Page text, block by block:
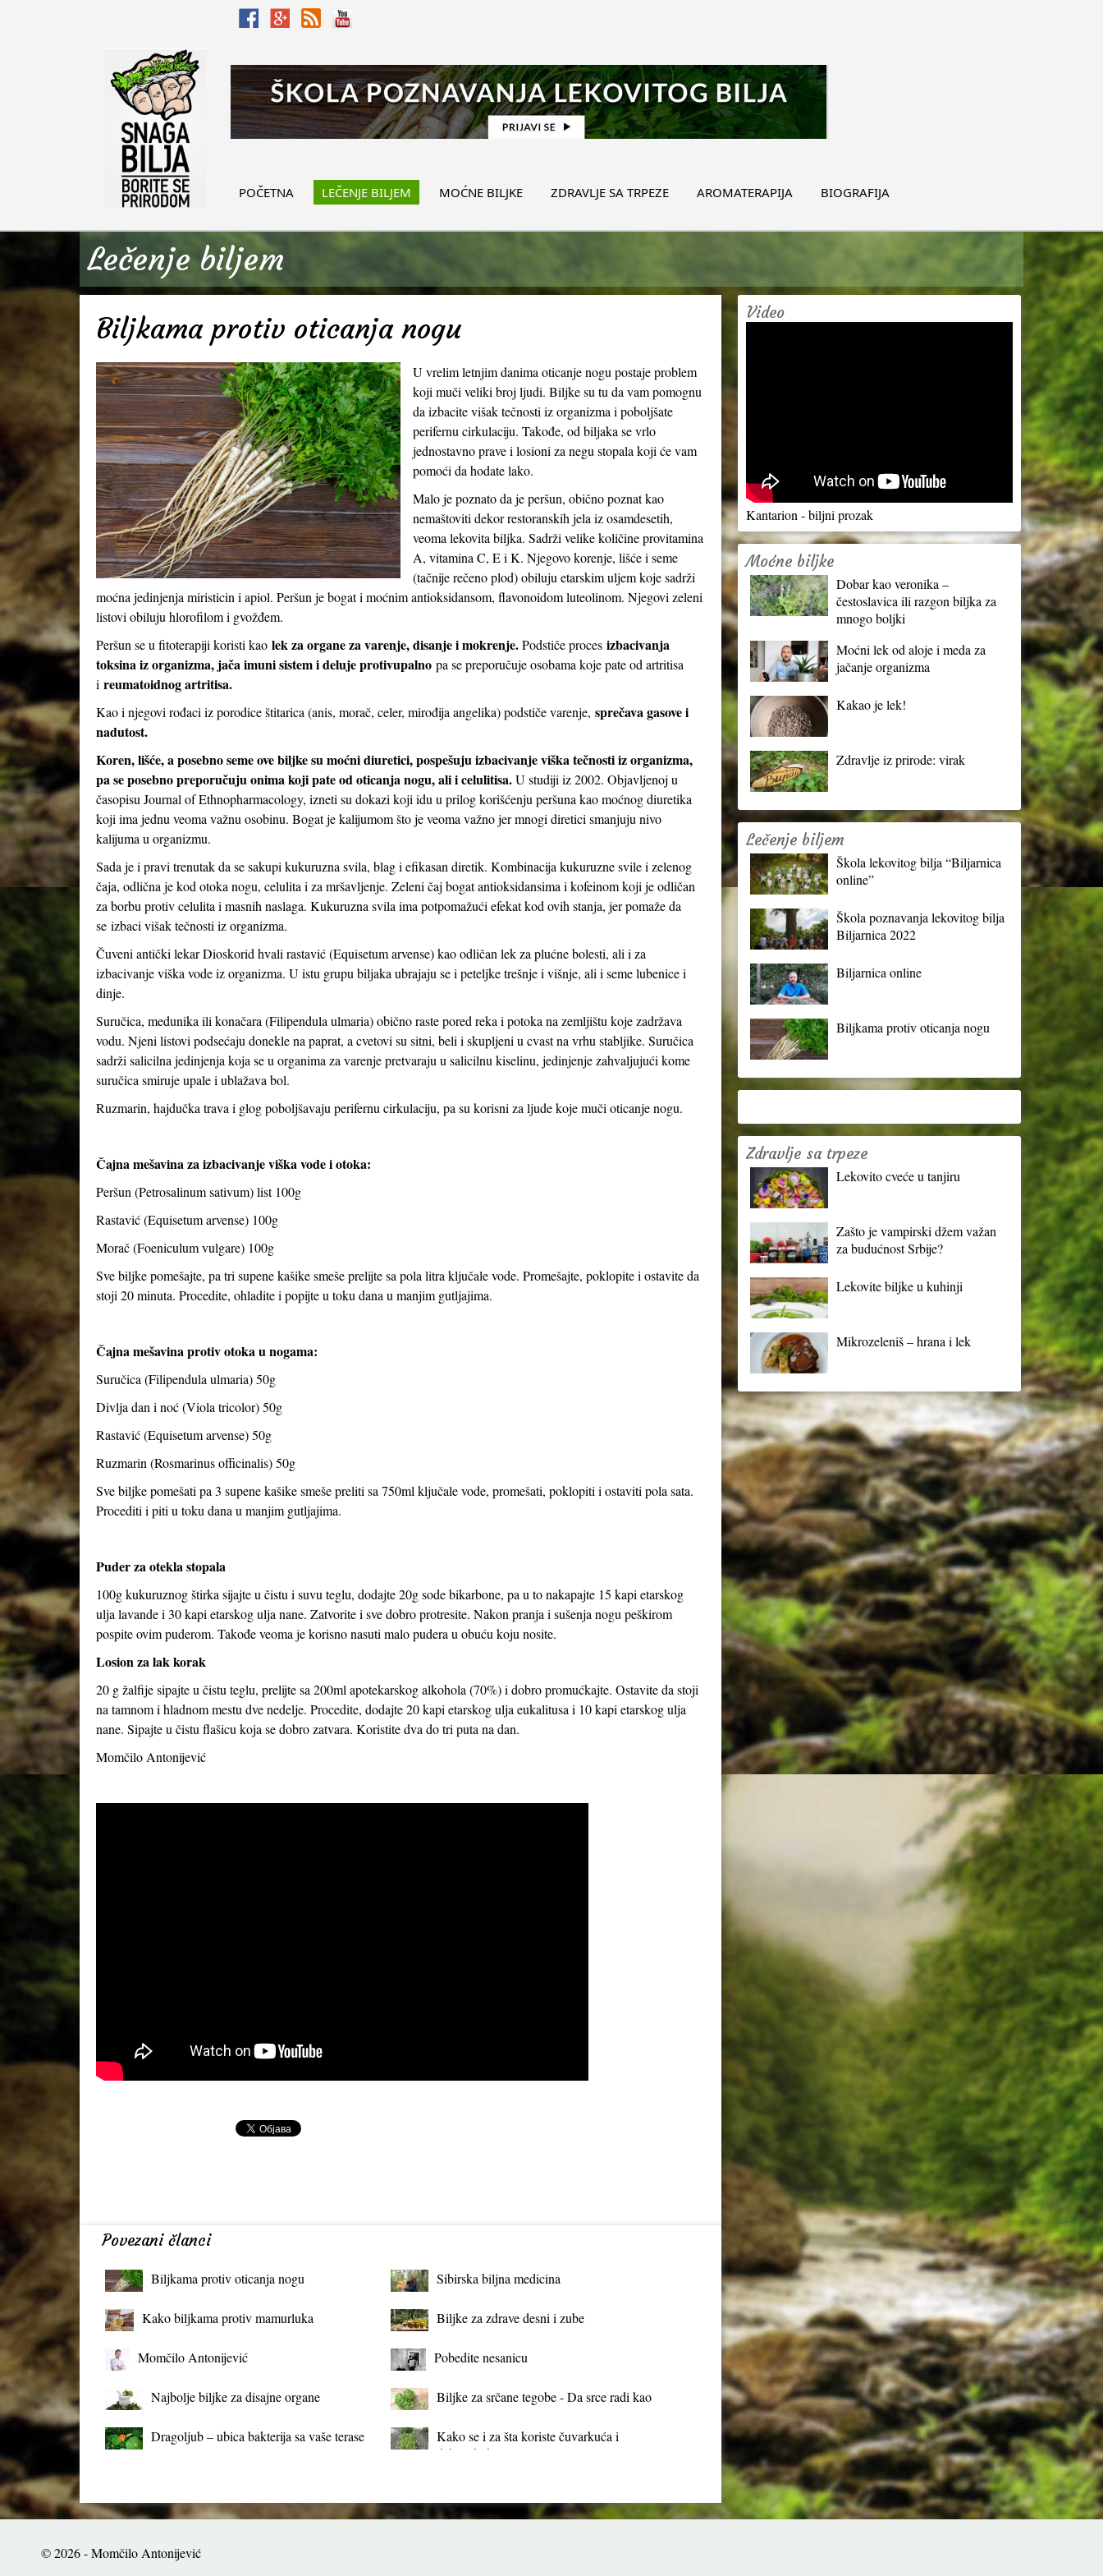
POČETNA LEČENJE BILJEM MOĆNE BILJKE ZDRAVLJE SA TRPEZE AROMATERAPIJA BIOGRAFIJA
Lečenje biljem
Biljkama protiv oticanja nogu
U vrelim letnjim danima oticanje nogu postaje problem
koji muči veliki broj ljudi. Biljke su tu da vam pomognu
da izbacite višak tečnosti iz organizma i poboljšate
perifernu cirkulaciju. Takođe, od biljaka se vrlo
jednostavno prave i losioni za negu stopala koji će vam
pomoći da hodate lako.
Malo je poznato da je peršun, obično poznat kao
nemaštoviti dekor restoranskih jela iz osamdesetih,
veoma lekovita biljka. Sadrži velike količine provitamina
A, vitamina C, E i K. Njegovo korenje, lišće i seme
(tačnije rečeno plod) obiluju etarskim uljem koje sadrži
moćna jedinjenja miristicin i apiol. Peršun je bogat i moćnim antioksidansom, flavonoidom luteolinom. Njegovi zeleni
listovi obiluju hlorofilom i gvožđem.
Peršun se u fitoterapiji koristi kao lek za organe za varenje, disanje i mokrenje.Podstiče proces izbacivanja
toksina iz organizma, jača imuni sistem i deluje protivupalno pa se preporučuje osobama koje pate od artritisa
i reumatoidnog artritisa.
Kao i njegovi rođaci iz porodice štitarica (anis, morač, celer, mirođija angelika) podstiče varenje, sprečava gasove i
nadutost.
Koren, lišće, a posebno seme ove biljke su moćni diuretici, pospešuju izbacivanje viška tečnosti iz organizma,
pa se posebno preporučuju onima koji pate od oticanja nogu, ali i celulitisa.U studiji iz 2002. Objavljenoj u
časopisu Journal of Ethnopharmacology, izneti su dokazi koji idu u prilog korišćenju peršuna kao moćnog diuretika
koji ima jednu veoma važnu osobinu. Bogat je kalijumom što je veoma važno jer mnogi diretici smanjuju nivo
kalijuma u ​​organizmu.
Sada je i pravi trenutak da se sakupi kukuruzna svila, blag i efikasan diretik. Kombinacija kukuruzne svile i zelenog
čaja, odlična je kod otoka nogu, celulita i za mršavljenje. Zeleni čaj bogat antioksidansima i kofeinom koji je odličan
za borbu protiv celulita i masnih naslaga. Kukuruzna svila ima potpomažući efekat kod ovih stanja, jer pomaže da
se izbaci višak tečnosti iz organizma.
Čuveni antički lekar Dioskorid hvali rastavić (Equisetum arvense) kao odličan lek za plućne bolesti, ali i za
izbacivanje viška vode iz organizma. U istu grupu biljaka ubrajaju se i peteljke trešnje i višnje, ali i seme lubenice i
dinje.
Suručica, medunika ili konačara (Filipendula ulmaria) obično raste pored reka i potoka na zemljištu koje zadržava
vodu. Njeni listovi podsećaju donekle na paprat, a cvetovi su sitni, beli i skupljeni u cvast na vrhu stabljike. Suručica
sadrži salicilna jedinjenja koja se u organima za varenje pretvaraju u salicilnu kiselinu, jedinjenje zahvaljujući kome
suručica smiruje upale i ublažava bol.
Ruzmarin, hajdučka trava i glog poboljšavaju perifernu cirkulaciju, pa su korisni za ljude koje muči oticanje nogu.
Čajna mešavina za izbacivanje viška vode i otoka:
Peršun (Petrosalinum sativum) list 100g
Rastavić (Equisetum arvense) 100g
Morač (Foeniculum vulgare) 100g
Sve biljke pomešajte, pa tri supene kašike smeše prelijte sa pola litra ključale vode. Promešajte, poklopite i ostavite da
stoji 20 minuta. Procedite, ohladite i popijte u toku dana u manjim gutljajima.
Čajna mešavina protiv otoka u nogama:
Suručica (Filipendula ulmaria) 50g
Divlja dan i noć (Viola tricolor) 50g
Rastavić (Equisetum arvense) 50g
Ruzmarin (Rosmarinus officinalis) 50g
Sve biljke pomešati pa 3 supene kašike smeše preliti sa 750ml ključale vode, promešati, poklopiti i ostaviti pola sata.
Procediti i piti u toku dana u manjim gutljajima.
Puder za otekla stopala
100g kukuruznog štirka sijajte u čistu i suvu teglu, dodajte 20g sode bikarbone, pa u to nakapajte 15 kapi etarskog
ulja lavande i 30 kapi etarskog ulja nane. Zatvorite i sve dobro protresite. Nakon pranja i sušenja nogu peškirom
pospite ovim puderom. Takođe veoma je korisno nasuti malo pudera u obuću koju nosite.
Losion za lak korak
20 g žalfije sipajte u čistu teglu, prelijte sa 200ml apotekarskog alkohola (70%) i dobro promućkajte. Ostavite da stoji
na tamnom i hladnom mestu dve nedelje. Procedite, dodajte 20 kapi etarskog ulja eukalitusa i 10 kapi etarskog ulja
nane. Sipajte u čistu flašicu koja se dobro zatvara. Koristite dva do tri puta na dan.
Momčilo Antonijević
Povezani članci
Biljkama protiv oticanja nogu Sibirska biljna medicina
Kako biljkama protiv mamurluka Biljke za zdrave desni i zube
Momčilo Antonijević Pobedite nesanicu
Najbolje biljke za disajne organe
Biljke za srčane tegobe - Da srce radi kao
Dragoljub – ubica bakterija sa vaše terase
Kako se i za šta koriste čuvarkuća i
debela koka?
Video
Kantarion - biljni prozak
Moćne biljke
Dobar kao veronika –
čestoslavica ili razgon biljka za
mnogo boljki
Moćni lek od aloje i meda za
jačanje organizma
Kakao je lek!
Zdravlje iz prirode: virak
Lečenje biljem
Škola lekovitog bilja “Biljarnica
online”
Škola poznavanja lekovitog bilja
Biljarnica 2022
Biljarnica online
Biljkama protiv oticanja nogu
Zdravlje sa trpeze
Lekovito cveće u tanjiru
Zašto je vampirski džem važan
za budućnost Srbije?
Lekovite biljke u kuhinji
Mikrozeleniš – hrana i lek
© 2026 - Momčilo Antonijević